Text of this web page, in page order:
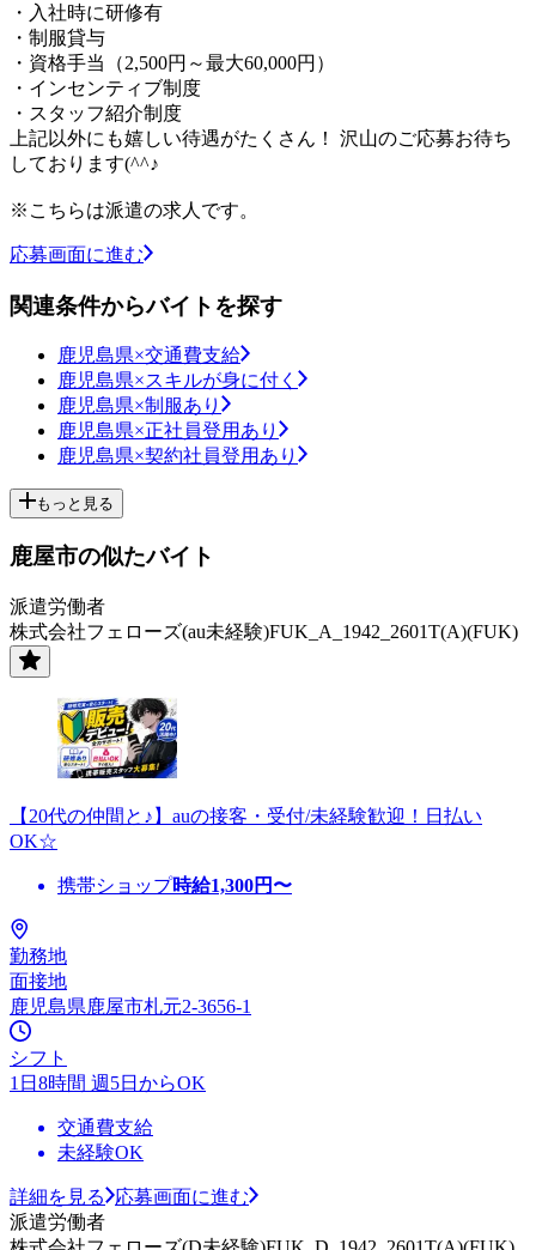
・入社時に研修有
・制服貸与
・資格手当（2,500円～最大60,000円）
・インセンティブ制度
・スタッフ紹介制度
上記以外にも嬉しい待遇がたくさん！ 沢山のご応募お待ち
しております(^^♪
※こちらは派遣の求人です。
応募画面に進む
関連条件からバイトを探す
鹿児島県×交通費支給
鹿児島県×スキルが身に付く
鹿児島県×制服あり
鹿児島県×正社員登用あり
鹿児島県×契約社員登用あり
もっと見る
鹿屋市の似たバイト
派遣労働者
株式会社フェローズ(au未経験)FUK_A_1942_2601T(A)(FUK)
【20代の仲間と♪】auの接客・受付/未経験歓迎！日払い
OK☆
携帯ショップ時給1,300円〜
勤務地
面接地
鹿児島県鹿屋市札元2-3656-1
シフト
1日8時間 週5日からOK
交通費支給
未経験OK
詳細を見る
応募画面に進む
派遣労働者